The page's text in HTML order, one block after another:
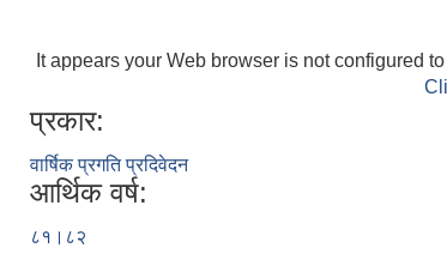
It appears your Web browser is not configured
प्रकार:
वार्षिक प्रगति प्रदिवेदन
आर्थिक वर्ष:
८१।८२